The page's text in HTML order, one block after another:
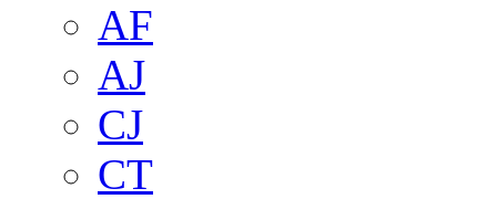
AF
AJ
CJ
CT